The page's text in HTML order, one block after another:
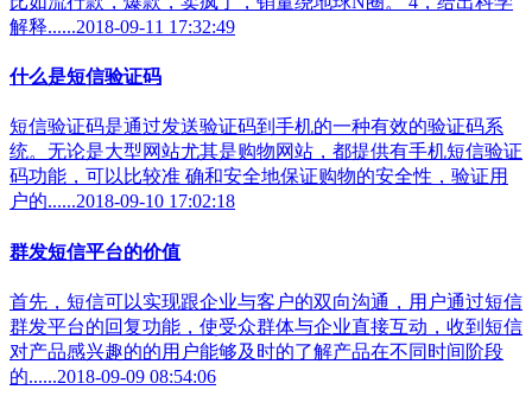
解释......2018-09-11 17:32:49
什么是短信验证码
短信验证码是通过发送验证码到手机的一种有效的验证码系
统。无论是大型网站尤其是购物网站，都提供有手机短信验证
码功能，可以比较准 确和安全地保证购物的安全性，验证用
户的......2018-09-10 17:02:18
群发短信平台的价值
首先，短信可以实现跟企业与客户的双向沟通，用户通过短信
群发平台的回复功能，使受众群体与企业直接互动，收到短信
对产品感兴趣的的用户能够及时的了解产品在不同时间阶段
的......2018-09-09 08:54:06